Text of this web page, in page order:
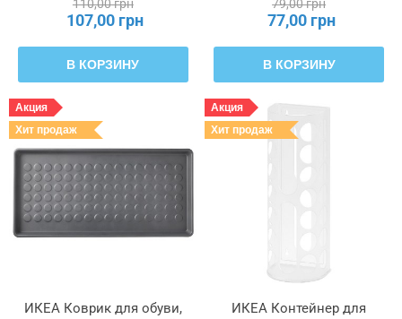
110,00 грн
107,00 грн
В КОРЗИНУ
79,00 грн
77,00 грн
В КОРЗИНУ
Акция
Хит продаж
ИКЕА Коврик для обуви,
Акция
Хит продаж
ИКЕА Контейнер для